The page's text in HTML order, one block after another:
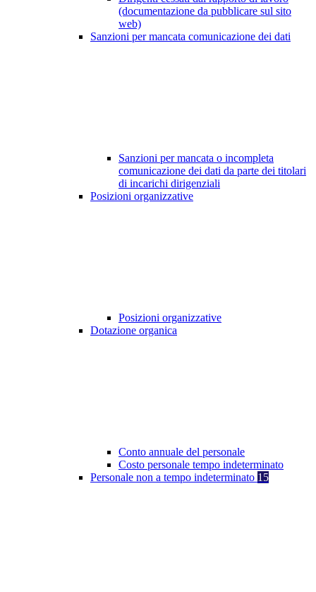
(documentazione da pubblicare sul sito
web)
Sanzioni per mancata comunicazione dei dati
Sanzioni per mancata o incompleta
comunicazione dei dati da parte dei titolari
di incarichi dirigenziali
Posizioni organizzative
Posizioni organizzative
Dotazione organica
Conto annuale del personale
Costo personale tempo indeterminato
Personale non a tempo indeterminato 15